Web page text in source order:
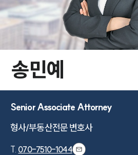
송민예
Senior Associate Attorney
형사/부동산전문 변호사
T. 070-7510-1044